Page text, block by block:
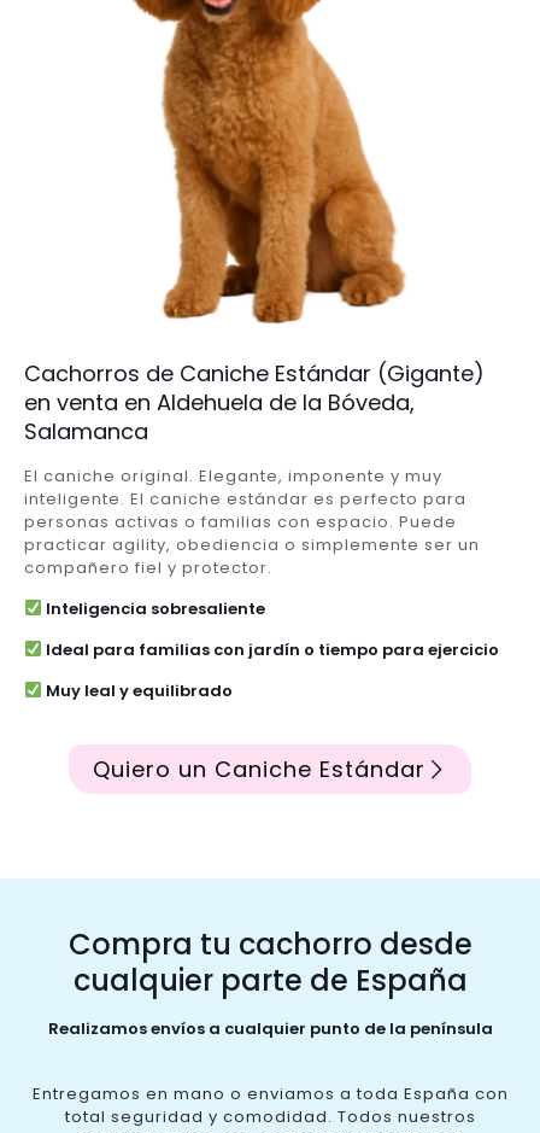
Cachorros de Caniche Estándar (Gigante)
en venta en Aldehuela de la Bóveda,
Salamanca
El caniche original. Elegante, imponente y muy
inteligente. El caniche estándar es perfecto para
personas activas o familias con espacio. Puede
practicar agility, obediencia o simplemente ser un
compañero fiel y protector.
Inteligencia sobresaliente
Ideal para familias con jardín o tiempo para ejercicio
Muy leal y equilibrado
Quiero un Caniche Estándar
Compra tu cachorro desde
cualquier parte de España
Realizamos envíos a cualquier punto de la península
Entregamos en mano o enviamos a toda España con
total seguridad y comodidad. Todos nuestros